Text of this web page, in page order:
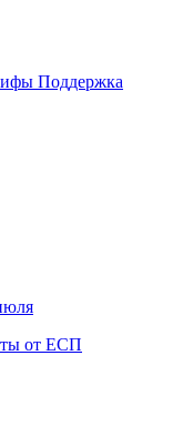
Поддержка
от ЕСП